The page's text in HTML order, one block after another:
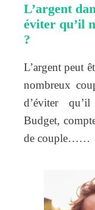
L’argent
éviter qu’il
?
L’argent peut
nombreux
d’éviter
Budget,
de couple……